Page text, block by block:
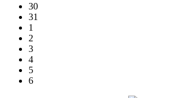
30
31
1
2
3
4
5
6